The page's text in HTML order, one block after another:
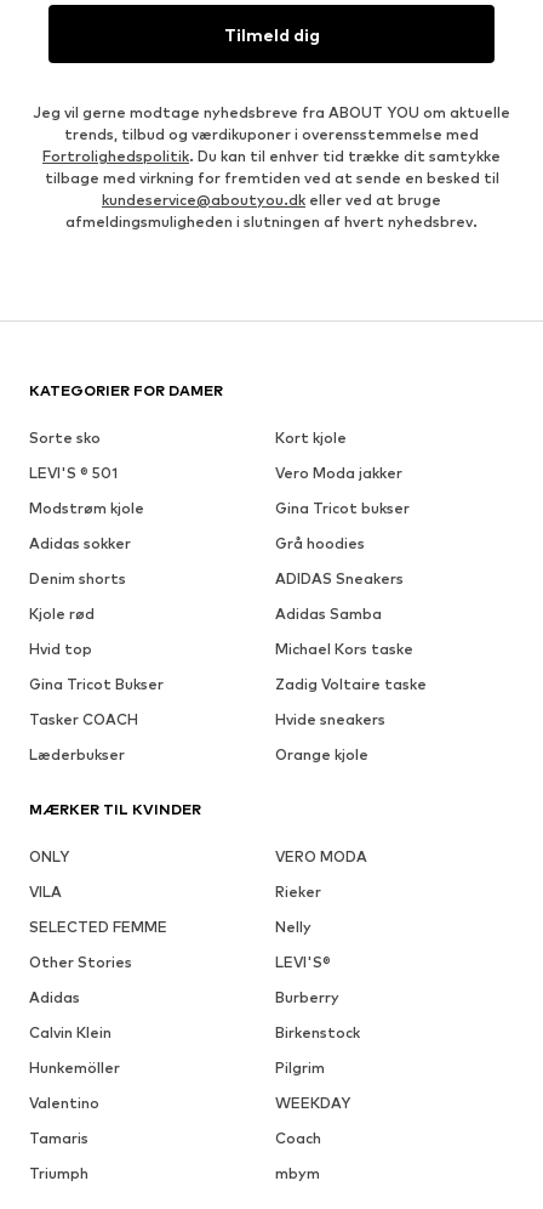
Tilmeld dig
Jeg vil gerne modtage nyhedsbreve fra ABOUT YOU om aktuelle
trends, tilbud og værdikuponer i overensstemmelse med
Fortrolighedspolitik. Du kan til enhver tid trække dit samtykke
tilbage med virkning for fremtiden ved at sende en besked til
kundeservice@aboutyou.dk eller ved at bruge
afmeldingsmuligheden i slutningen af hvert nyhedsbrev.
KATEGORIER FOR DAMER
Sorte sko
Kort kjole
LEVI'S ® 501
Vero Moda jakker
Modstrøm kjole
Gina Tricot bukser
Adidas sokker
Grå hoodies
Denim shorts
ADIDAS Sneakers
Kjole rød
Adidas Samba
Hvid top
Michael Kors taske
Gina Tricot Bukser
Zadig Voltaire taske
Tasker COACH
Hvide sneakers
Læderbukser
Orange kjole
MÆRKER TIL KVINDER
ONLY
VERO MODA
VILA
Rieker
SELECTED FEMME
Nelly
Other Stories
LEVI'S®
Adidas
Burberry
Calvin Klein
Birkenstock
Hunkemöller
Pilgrim
Valentino
WEEKDAY
Tamaris
Coach
Triumph
mbym